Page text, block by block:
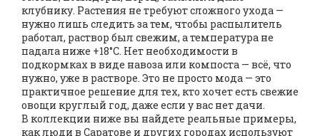
клубнику. Растения не требуют сложного ухода —
нужно лишь следить за тем, чтобы распылитель
работал, раствор был свежим, а температура не
падала ниже +18°C. Нет необходимости в
подкормках в виде навоза или компоста — всё, что
нужно, уже в растворе. Это не просто мода — это
практичное решение для тех, кто хочет есть свежие
овощи круглый год, даже если у вас нет дачи.
В коллекции ниже вы найдете реальные примеры,
как люди в Саратове и других городах используют